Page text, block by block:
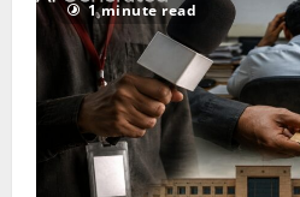
1 minute read